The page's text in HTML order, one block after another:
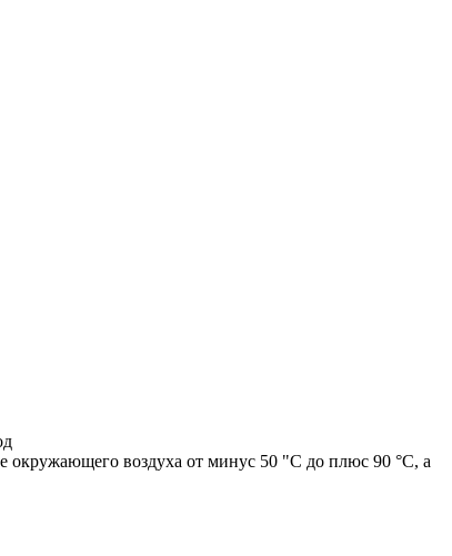
окружающего воздуха от минус 50 "С до плюс 90 °С, а